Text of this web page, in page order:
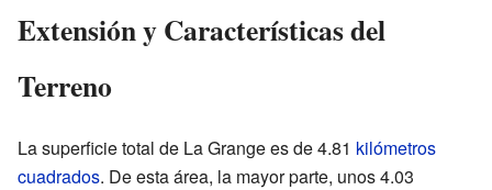
Extensión y Características del
Terreno
La superficie total de La Grange es de 4.81 kilómetros
cuadrados. De esta área, la mayor parte, unos 4.03